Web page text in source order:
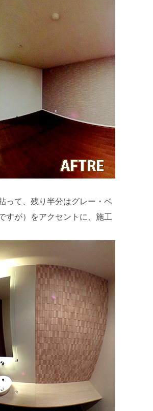
って、残り半分はグレー・ベ
すが）をアクセントに、施工